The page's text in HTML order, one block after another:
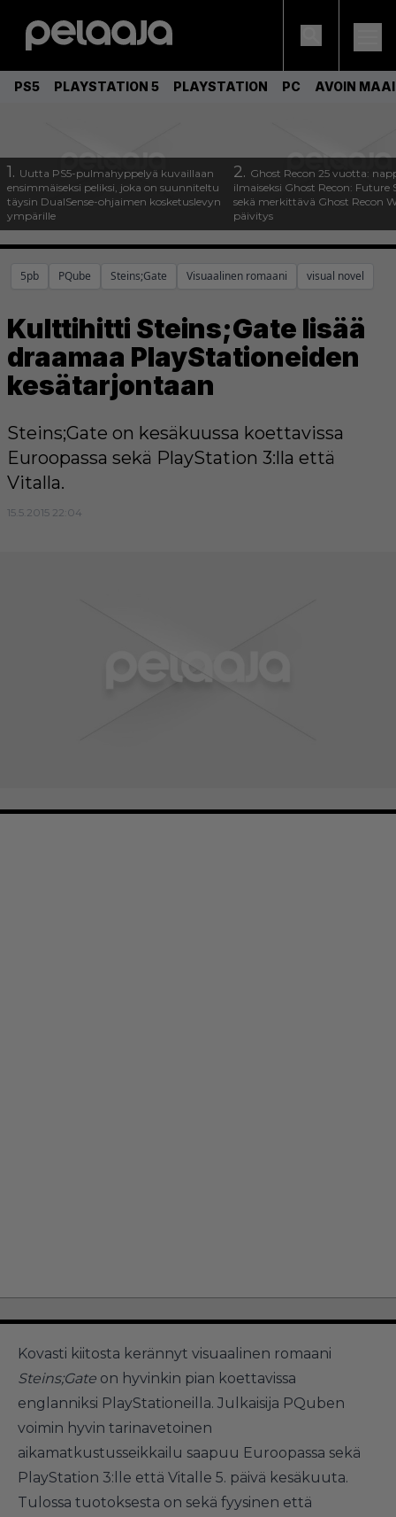
PS5 PLAYSTATION 5 PLAYSTATION PC AVOIN
1. Uutta PS5-pulmahyppelyä kuvaillaan
ensimmäiseksi peliksi, joka on suunniteltu
täysin DualSense-ohjaimen kosketuslevyn
ympärille
2. Ghost Recon 25 vuotta:
ilmaiseksi Ghost Recon: Future
sekä merkittävä Ghost Recon
päivitys
5pb PQube Steins;Gate Visuaalinen romaani visual novel
Kulttihitti Steins;Gate lisää
draamaa PlayStationeiden
kesätarjontaan
Steins;Gate on kesäkuussa koettavissa
Euroopassa sekä PlayStation 3:lla että
Vitalla.
15.5.2015 22:04
Kovasti kiitosta kerännyt visuaalinen romaani
Steins;Gate on hyvinkin pian koettavissa
englanniksi PlayStationeilla. Julkaisija PQuben
voimin hyvin tarinavetoinen
aikamatkustusseikkailu saapuu Euroopassa sekä
PlayStation 3:lle että Vitalle 5. päivä kesäkuuta.
Tulossa tuotoksesta on sekä fyysinen että